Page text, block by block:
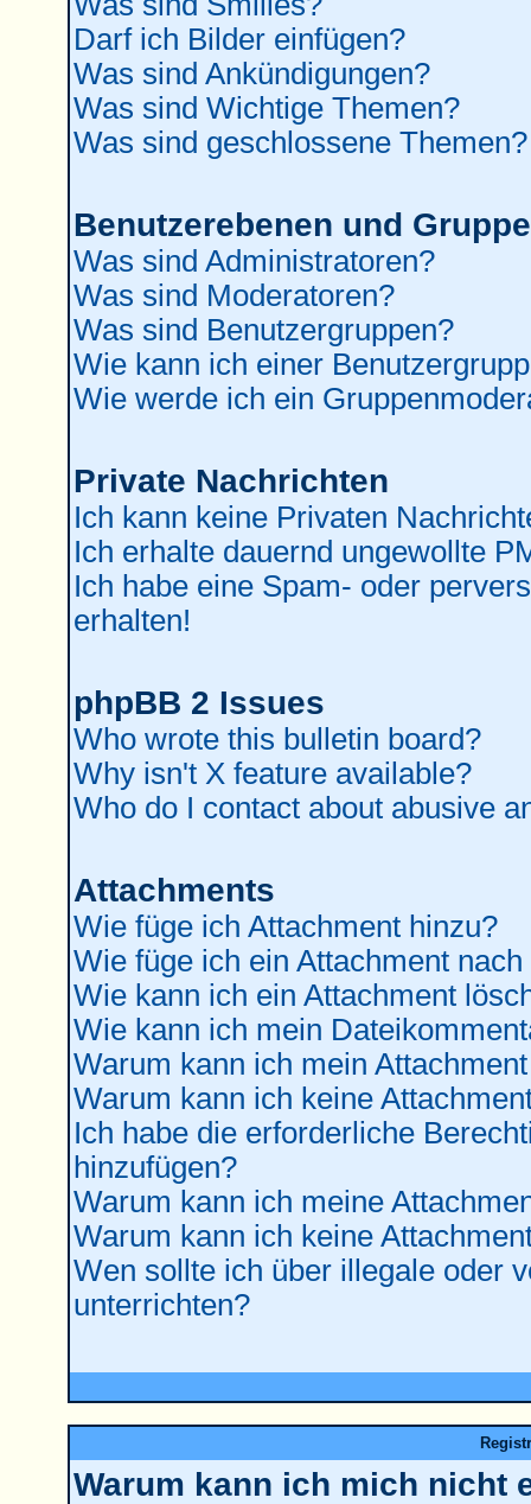
Darf ich Bilder einfügen?
Was sind Ankündigungen?
Was sind Wichtige Themen?
Was sind geschlossene Themen?
Benutzerebenen und
Was sind Administratoren?
Was sind Moderatoren?
Was sind Benutzergruppen?
Wie kann ich einer
Wie werde ich ein
Private Nachrichten
Ich kann keine Privaten
Ich erhalte dauernd ungewollte
Ich habe eine Spam- oder
erhalten!
phpBB 2 Issues
Who wrote this bulletin board?
Why isn't X feature available?
Who do I contact about abusive
Attachments
Wie füge ich Attachment hinzu?
Wie füge ich ein Attachment
Wie kann ich ein Attachment
Wie kann ich mein
Warum kann ich mein
Warum kann ich keine
Ich habe die erforderliche
hinzufügen?
Warum kann ich meine
Warum kann ich keine
Wen sollte ich über illegale oder
unterrichten?
Warum kann ich mich nicht